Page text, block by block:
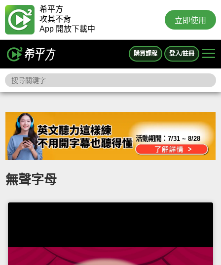
希平方
攻其不背
App 開放下載中
立即使用
購買課程 登入/註冊
活動期間：7/31 ~ 8/28
無聲字母